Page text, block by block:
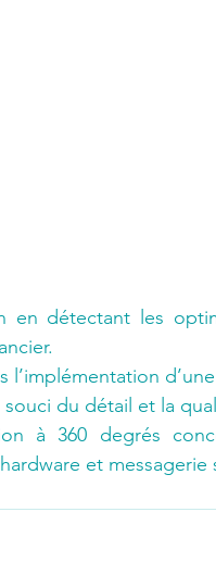
en détectant les
l’implémentation d’une
du détail et la
à 360 degrés
et messagerie